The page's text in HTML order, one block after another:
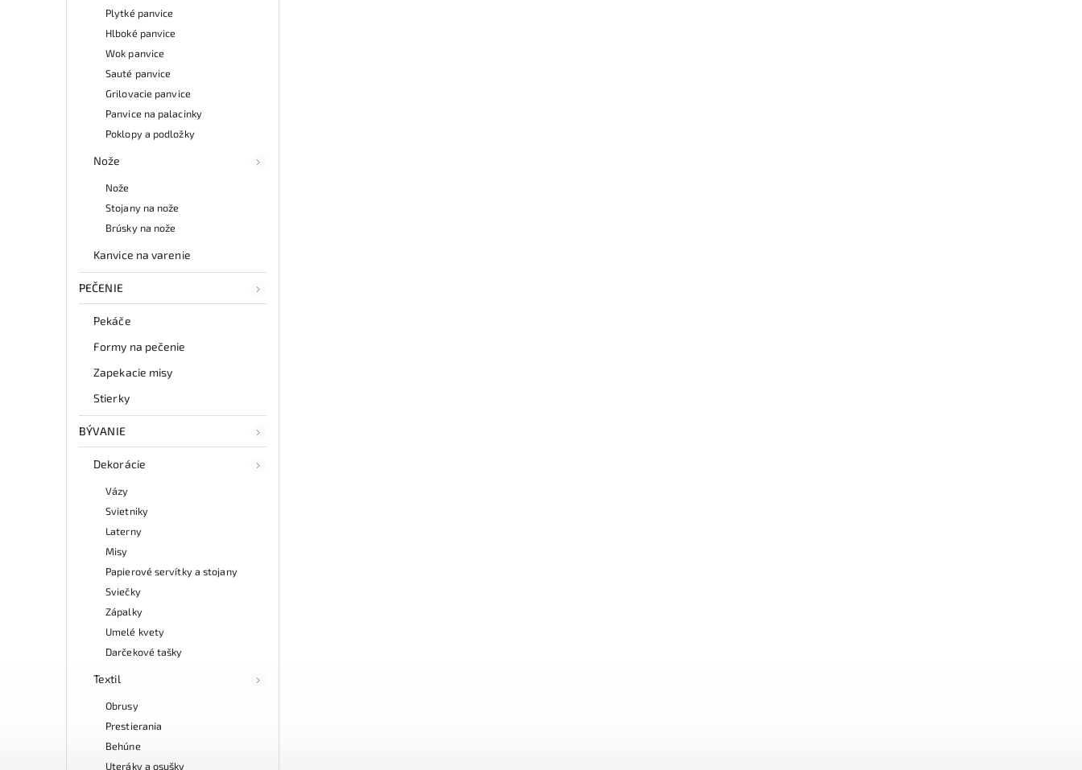
Plytké panvice
Hlboké panvice
Wok panvice
Sauté panvice
Grilovacie panvice
Panvice na palacinky
Poklopy a podložky
Nože
Nože
Stojany na nože
Brúsky na nože
Kanvice na varenie
PEČENIE
Pekáče
Formy na pečenie
Zapekacie misy
Stierky
BÝVANIE
Dekorácie
Vázy
Svietniky
Laterny
Misy
Papierové servítky a stojany
Sviečky
Zápalky
Umelé kvety
Darčekové tašky
Textil
Obrusy
Prestierania
Behúne
Uteráky a osušky